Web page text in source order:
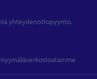
yhteydenottopyyntö.